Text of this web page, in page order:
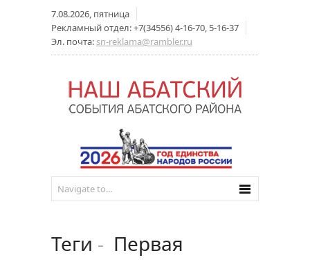
7.08.2026, пятница
Рекламный отдел: +7(34556) 4-16-70, 5-16-37
Эл. почта: sn-reklama@rambler.ru
Теги - Первая